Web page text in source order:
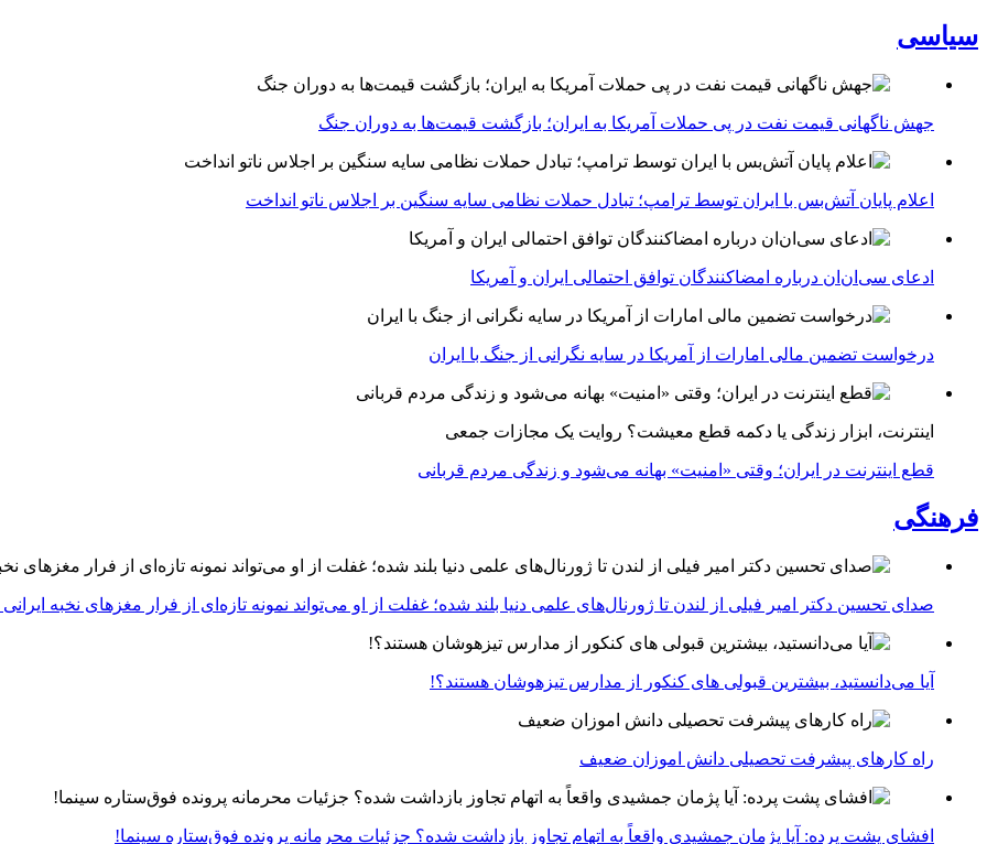
سیاسی
جهش ناگهانی قیمت نفت در پی حملات آمریکا به ایران؛ بازگشت قیمت‌ها به دوران جنگ
اعلام پایان آتش‌بس با ایران توسط ترامپ؛ تبادل حملات نظامی سایه سنگین بر اجلاس ناتو انداخت
ادعای سی‌ان‌ان درباره امضاکنندگان توافق احتمالی ایران و آمریکا
درخواست تضمین مالی امارات از آمریکا در سایه نگرانی از جنگ با ایران
اینترنت، ابزار زندگی یا دکمه قطع معیشت؟ روایت یک مجازات جمعی
قطع اینترنت در ایران؛ وقتی «امنیت» بهانه می‌شود و زندگی مردم قربانی
فرهنگی
صدای تحسین دکتر امیر فیلی از لندن تا ژورنال‌های علمی دنیا بلند شده؛ غفلت از او می‌تواند نمونه تازه‌ای از فرار مغزهای نخبه ایرانی
آیا می‌دانستید، بیشترین قبولی های کنکور از مدارس تیزهوشان هستند؟!
راه کارهای پیشرفت تحصیلی دانش اموزان ضعیف
افشای پشت پرده: آیا پژمان جمشیدی واقعاً به اتهام تجاوز بازداشت شده؟ جزئیات محرمانه پرونده فوق‌ستاره سینما!